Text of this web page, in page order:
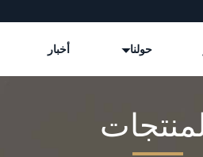
حولنا أخبار